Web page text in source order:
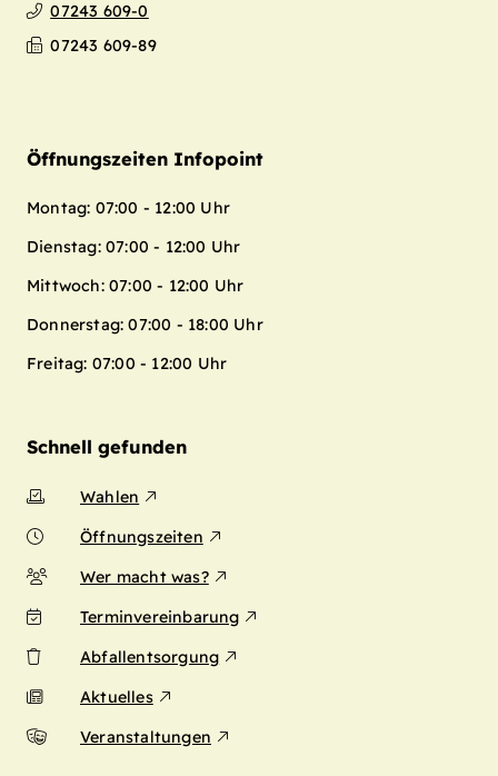
07243 609-0
07243 609-89
Öffnungszeiten Infopoint
Montag: 07:00 - 12:00 Uhr
Dienstag: 07:00 - 12:00 Uhr
Mittwoch: 07:00 - 12:00 Uhr
Donnerstag: 07:00 - 18:00 Uhr
Freitag: 07:00 - 12:00 Uhr
Schnell gefunden
Wahlen
Öffnungszeiten
Wer macht was?
Terminvereinbarung
Abfallentsorgung
Aktuelles
Veranstaltungen